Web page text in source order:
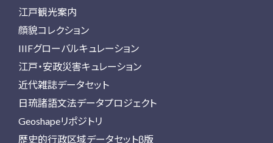
江戸観光案内
顔貌コレクション
IIIFグローバルキュレーション
江戸・安政災害キュレーション
近代雑誌データセット
日琉諸語文法データプロジェクト
Geoshapeリポジトリ
歴史的行政区域データセットβ版